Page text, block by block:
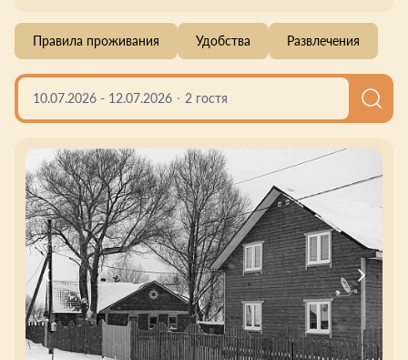
Правила проживания Удобства Развлечения
10.07.2026 - 12.07.2026 2 гостя